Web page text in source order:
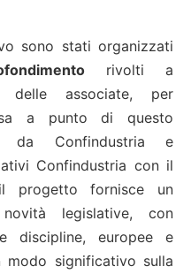
sono stati organizzati
rivolti a
delle associate, per
a punto di questo
da Confindustria e
Confindustria con il
progetto fornisce un
legislative, con
discipline, europee e
modo significativo sulla